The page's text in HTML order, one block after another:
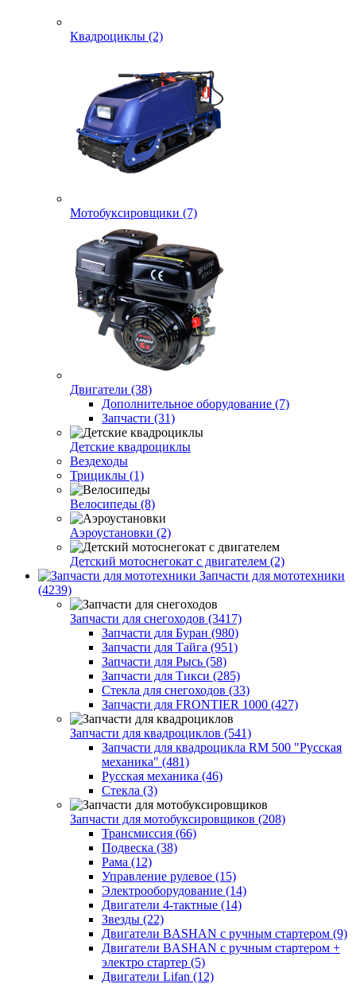
Квадроциклы (2)
Мотобуксировщики (7)
Двигатели (38)
Дополнительное оборудование (7)
Запчасти (31)
Детские квадроциклы
Вездеходы
Трициклы (1)
Велосипеды (8)
Аэроустановки (2)
Детский мотоснегокат с двигателем (2)
Запчасти для мототехники
(4239)
Запчасти для снегоходов (3417)
Запчасти для Буран (980)
Запчасти для Тайга (951)
Запчасти для Рысь (58)
Запчасти для Тикси (285)
Стекла для снегоходов (33)
Запчасти для FRONTIER 1000 (427)
Запчасти для квадроциклов (541)
Запчасти для квадроцикла RM 500 "Русская
механика" (481)
Русская механика (46)
Стекла (3)
Запчасти для мотобуксировщиков (208)
Трансмиссия (66)
Подвеска (38)
Рама (12)
Управление рулевое (15)
Электрооборудование (14)
Двигатели 4-тактные (14)
Звезды (22)
Двигатели BASHAN с ручным стартером (9)
Двигатели BASHAN с ручным стартером +
электро стартер (5)
Двигатели Lifan (12)